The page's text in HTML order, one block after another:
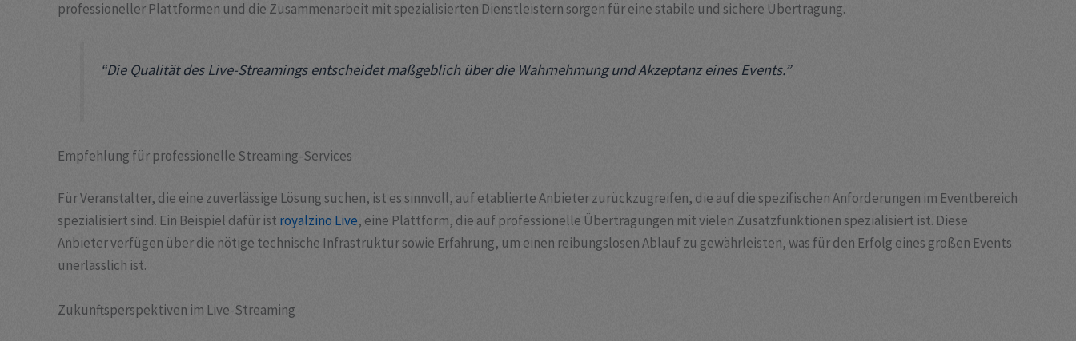
professioneller Plattformen und die Zusammenarbeit mit spezialisierten Dienstleistern sorgen für eine stabile und sichere Übertragung.
“Die Qualität des Live-Streamings entscheidet maßgeblich über die Wahrnehmung und Akzeptanz eines Events.”
Empfehlung für professionelle Streaming-Services
Für Veranstalter, die eine zuverlässige Lösung suchen, ist es sinnvoll, auf etablierte Anbieter zurückzugreifen, die auf die spezifischen Anforderungen im Eventbereich
spezialisiert sind. Ein Beispiel dafür ist royalzino Live, eine Plattform, die auf professionelle Übertragungen mit vielen Zusatzfunktionen spezialisiert ist. Diese
Anbieter verfügen über die nötige technische Infrastruktur sowie Erfahrung, um einen reibungslosen Ablauf zu gewährleisten, was für den Erfolg eines großen Events
unerlässlich ist.
Zukunftsperspektiven im Live-Streaming